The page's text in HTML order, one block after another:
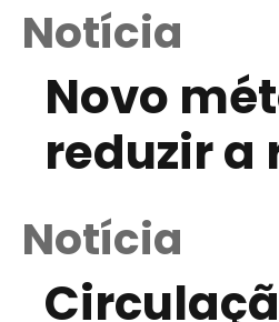
Notícia
Novo
reduzir
Notícia